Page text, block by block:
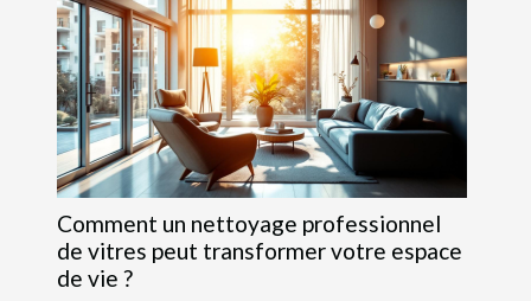
Comment un nettoyage professionnel
de vitres peut transformer votre espace
de vie ?